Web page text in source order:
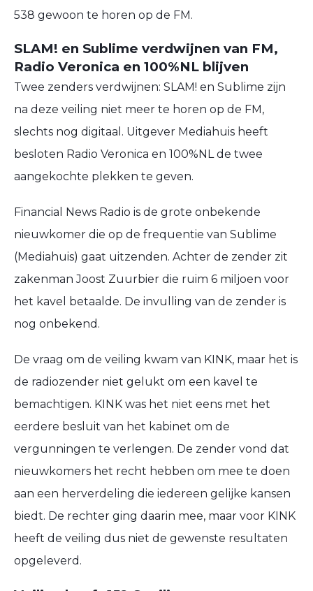
538 gewoon te horen op de FM.
SLAM! en Sublime verdwijnen van FM,
Radio Veronica en 100%NL blijven
Twee zenders verdwijnen: SLAM! en Sublime zijn
na deze veiling niet meer te horen op de FM,
slechts nog digitaal. Uitgever Mediahuis heeft
besloten Radio Veronica en 100%NL de twee
aangekochte plekken te geven.
Financial News Radio is de grote onbekende
nieuwkomer die op de frequentie van Sublime
(Mediahuis) gaat uitzenden. Achter de zender zit
zakenman Joost Zuurbier die ruim 6 miljoen voor
het kavel betaalde. De invulling van de zender is
nog onbekend.
De vraag om de veiling kwam van KINK, maar het is
de radiozender niet gelukt om een kavel te
bemachtigen. KINK was het niet eens met het
eerdere besluit van het kabinet om de
vergunningen te verlengen. De zender vond dat
nieuwkomers het recht hebben om mee te doen
aan een herverdeling die iedereen gelijke kansen
biedt. De rechter ging daarin mee, maar voor KINK
heeft de veiling dus niet de gewenste resultaten
opgeleverd.